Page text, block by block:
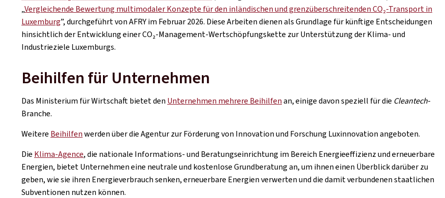
„Vergleichende Bewertung multimodaler Konzepte für den inländischen und grenzüberschreitenden CO₂-Transport in
Luxemburg”, durchgeführt von AFRY im Februar 2026. Diese Arbeiten dienen als Grundlage für künftige Entscheidungen
hinsichtlich der Entwicklung einer CO₂-Management-Wertschöpfungskette zur Unterstützung der Klima- und
Industrieziele Luxemburgs.
Beihilfen für Unternehmen
Das Ministerium für Wirtschaft bietet den Unternehmen mehrere Beihilfenan, einige davon speziell für die Cleantech-
Branche.
Weitere Beihilfenwerden über die Agentur zur Förderung von Innovation und Forschung Luxinnovation angeboten.
Die Klima-Agence, die nationale Informations- und Beratungseinrichtung im Bereich Energieeffizienz und erneuerbare
Energien, bietet Unternehmen eine neutrale und kostenlose Grundberatung an, um ihnen einen Überblick darüber zu
geben, wie sie ihren Energieverbrauch senken, erneuerbare Energien verwerten und die damit verbundenen staatlichen
Subventionen nutzen können.